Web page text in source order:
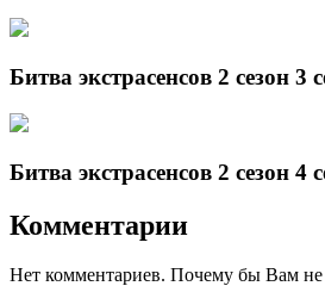
Битва экстрасенсов 2 сезон 3
Битва экстрасенсов 2 сезон 4
Комментарии
Нет комментариев. Почему бы Вам не